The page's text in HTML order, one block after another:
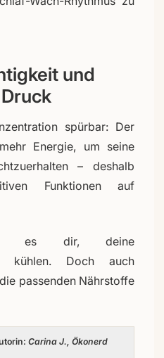
und
spürbar: Der
Energie, um seine
– deshalb
Funktionen auf
es dir, deine
kühlen. Doch auch
passenden Nährstoffe
Carina J., Ökonerd